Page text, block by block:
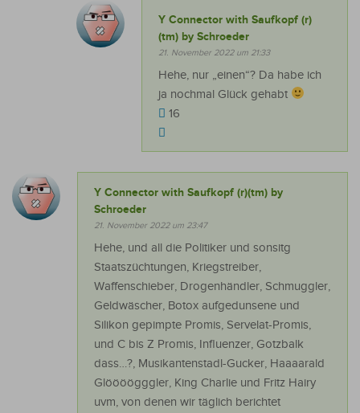
Y Connector with Saufkopf (r)
(tm) by Schroeder
21. November 2022 um 21:33
Hehe, nur „einen“? Da habe ich
ja nochmal Glück gehabt
16
Y Connector with Saufkopf (r)(tm) by
Schroeder
21. November 2022 um 23:47
Hehe, und all die Politiker und sonsitg
Staatszüchtungen, Kriegstreiber,
Waffenschieber, Drogenhändler, Schmuggler,
Geldwäscher, Botox aufgedunsene und
Silikon gepimpte Promis, Servelat-Promis,
und C bis Z Promis, Influenzer, Gotzbalk
dass…?, Musikantenstadl-Gucker, Haaaarald
Glöööögggler, King Charlie und Fritz Hairy
uvm, von denen wir täglich berichtet